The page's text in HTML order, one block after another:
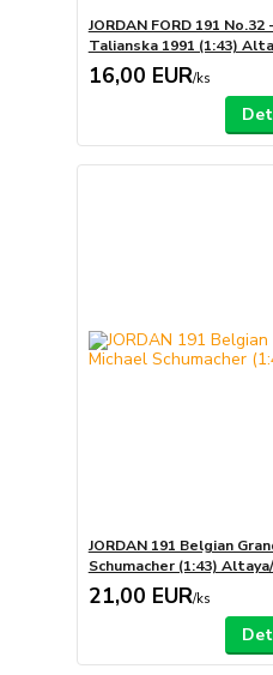
JORDAN FORD 191
Talianska 1991 (1:43)
16,00 EUR/ks
JORDAN 191 Belgian
Schumacher (1:43)
21,00 EUR/ks